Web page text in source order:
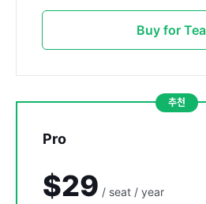
Buy for
추천
Pro
$29 / seat / year